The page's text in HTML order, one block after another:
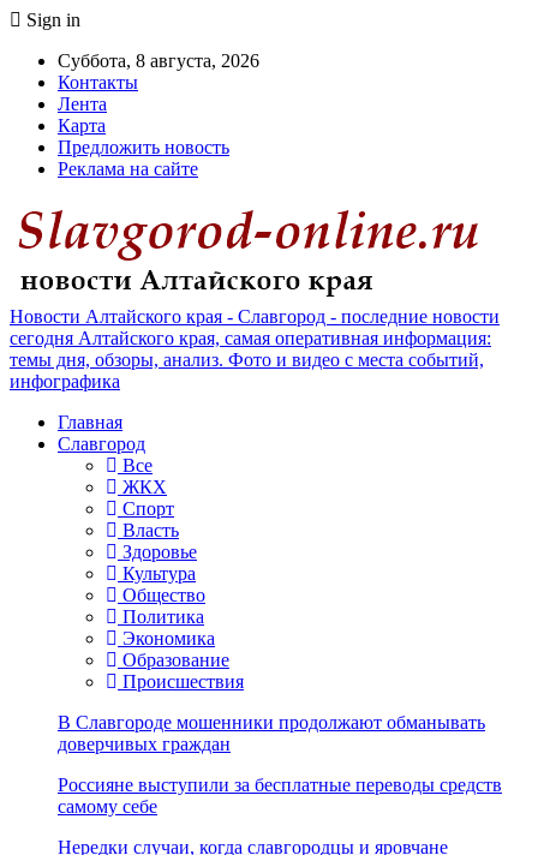
Sign in
Суббота, 8 августа, 2026
Контакты
Лента
Карта
Предложить новость
Реклама на сайте
Новости Алтайского края - Славгород - последние новости
сегодня Алтайского края, самая оперативная информация:
темы дня, обзоры, анализ. Фото и видео с места событий,
инфографика
Главная
Славгород
Все
ЖКХ
Спорт
Власть
Здоровье
Культура
Общество
Политика
Экономика
Образование
Происшествия
В Славгороде мошенники продолжают обманывать
доверчивых граждан
Россияне выступили за бесплатные переводы средств
самому себе
Нередки случаи, когда славгородцы и яровчане